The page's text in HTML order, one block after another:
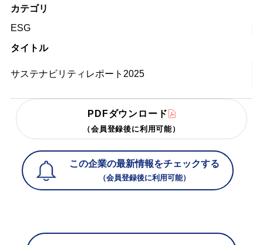
カテゴリ
ESG
タイトル
サステナビリティレポート2025
PDFダウンロード
（会員登録後に利用可能）
この企業の最新情報をチェックする
（会員登録後に利用可能）